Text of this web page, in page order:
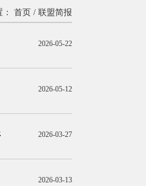
首页 / 联盟简报
2026-05-22
2026-05-12
2026-03-27
2026-03-13